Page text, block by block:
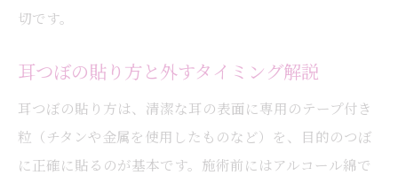
切です。
耳つぼの貼り方と外すタイミング解説
耳つぼの貼り方は、清潔な耳の表面に専用のテープ付き
粒（チタンや金属を使用したものなど）を、目的のつぼ
に正確に貼るのが基本です。施術前にはアルコール綿で